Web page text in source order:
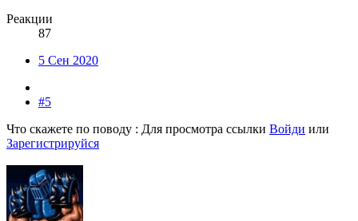
Реакции
87
5 Сен 2020
#5
Что скажете по поводу : Для просмотра ссылки Войди или
Зарегистрируйся